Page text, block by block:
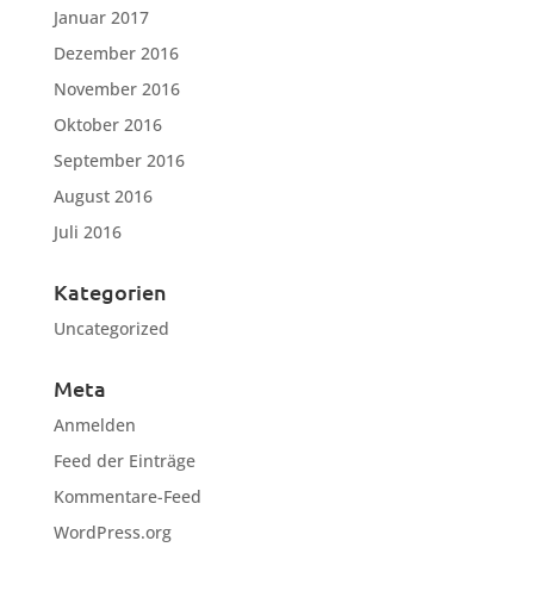
Januar 2017
Dezember 2016
November 2016
Oktober 2016
September 2016
August 2016
Juli 2016
Kategorien
Uncategorized
Meta
Anmelden
Feed der Einträge
Kommentare-Feed
WordPress.org